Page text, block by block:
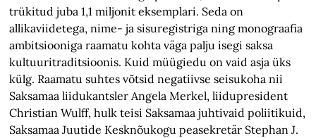
trükitud juba 1,1 miljonit eksemplari. Seda on
allikaviidetega, nime- ja sisuregistriga ning monograafia
ambitsiooniga raamatu kohta väga palju isegi saksa
kultuuritraditsioonis. Kuid müügiedu on vaid asja üks
külg. Raamatu suhtes võtsid negatiivse seisukoha nii
Saksamaa liidukantsler Angela Merkel, liidupresident
Christian Wulff, hulk teisi Saksamaa juhtivaid poliitikuid,
Saksamaa Juutide Kesknõukogu peasekretär Stephan J.